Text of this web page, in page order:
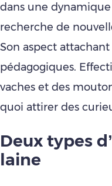
dans une
recherche de
Son aspect
pédagogiques.
vaches et des
quoi attirer des
Deux types
laine